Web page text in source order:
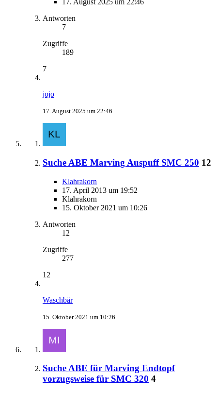
17. August 2025 um 22:46
Antworten
7
Zugriffe
189
7
jojo
17. August 2025 um 22:46
Suche ABE Marving Auspuff SMC 250 12
Klahrakorn
17. April 2013 um 19:52
Klahrakorn
15. Oktober 2021 um 10:26
Antworten
12
Zugriffe
277
12
Waschbär
15. Oktober 2021 um 10:26
Suche ABE für Marving Endtopf
vorzugsweise für SMC 320 4